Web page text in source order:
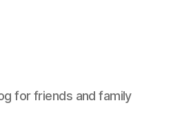
for friends and family